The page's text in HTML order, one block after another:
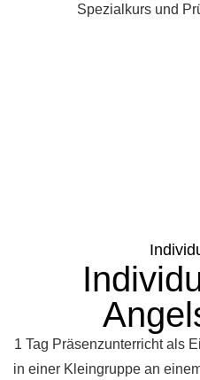
Spezialkurs und
1 Tag Präsenzunterricht als
in einer Kleingruppe an